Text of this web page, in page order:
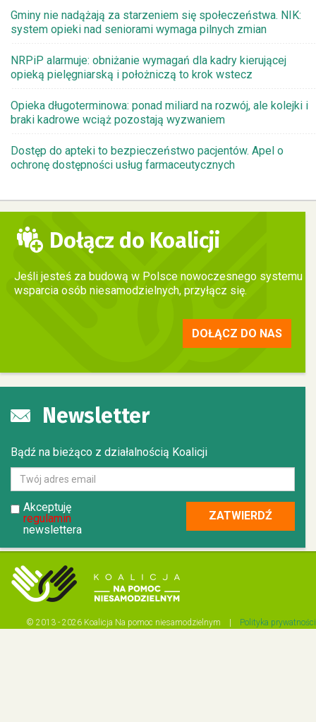
Gminy nie nadążają za starzeniem się społeczeństwa. NIK:
system opieki nad seniorami wymaga pilnych zmian
NRPiP alarmuje: obniżanie wymagań dla kadry kierującej
opieką pielęgniarską i położniczą to krok wstecz
Opieka długoterminowa: ponad miliard na rozwój, ale kolejki i
braki kadrowe wciąż pozostają wyzwaniem
Dostęp do apteki to bezpieczeństwo pacjentów. Apel o
ochronę dostępności usług farmaceutycznych
Dołącz do Koalicji
Jeśli jesteś za budową w Polsce nowoczesnego systemu
wsparcia osób niesamodzielnych, przyłącz się.
DOŁĄCZ DO NAS
Newsletter
Bądź na bieżąco z działalnością Koalicji
Akceptuję
regulamin
newslettera
© 2013 - 2026 Koalicja Na pomoc niesamodzielnym | Polityka prywatności